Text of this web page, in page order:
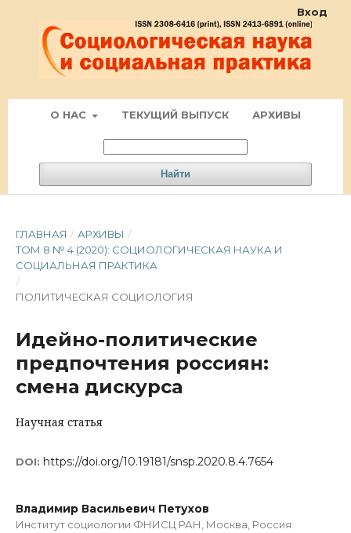
О НАС ТЕКУЩИЙ ВЫПУСК АРХИВЫ
Найти
Вход
ГЛАВНАЯ / АРХИВЫ /
ТОМ 8 № 4 (2020): СОЦИОЛОГИЧЕСКАЯ НАУКА И
СОЦИАЛЬНАЯ ПРАКТИКА
/
ПОЛИТИЧЕСКАЯ СОЦИОЛОГИЯ
Идейно-политичеcкие
предпочтения россиян:
смена дискурса
Научная статья
DOI: https://doi.org/10.19181/snsp.2020.8.4.7654
Владимир Васильевич Петухов
Институт социологии ФНИСЦ РАН, Москва, Россия